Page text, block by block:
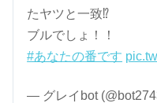
たヤツと一致⁉︎
ブルでしょ！！
#あなたの番です
— グレイbot